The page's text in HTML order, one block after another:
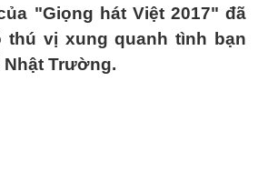
"Giọng hát Việt 2017" đã
thú vị xung quanh tình bạn
Trường.